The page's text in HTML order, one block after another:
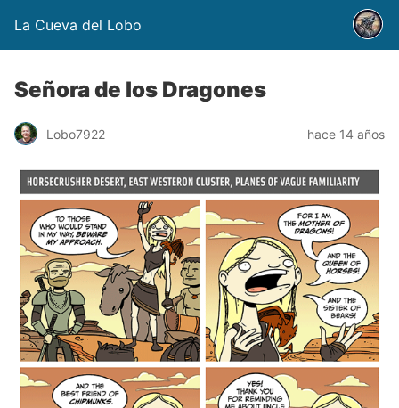
La Cueva del Lobo
Señora de los Dragones
Lobo7922 hace 14 años